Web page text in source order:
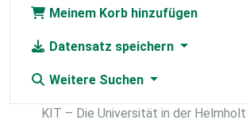
Meinem Korb hinzufügen
Datensatz speichern
Weitere Suchen
KIT – Die Universität in der